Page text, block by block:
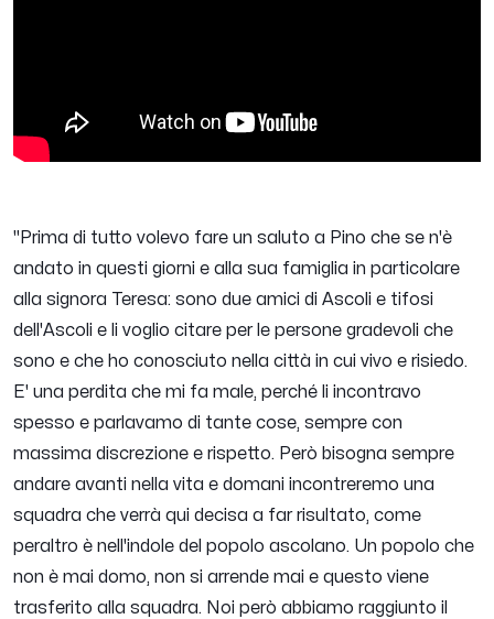
" Prima di tutto volevo fare un saluto a Pino che se n'è
andato in questi giorni e alla sua famiglia in particolare
alla signora Teresa: sono due amici di Ascoli e tifosi
dell'Ascoli e li voglio citare per le persone gradevoli che
sono e che ho conosciuto nella città in cui vivo e risiedo.
E' una perdita che mi fa male, perché li incontravo
spesso e parlavamo di tante cose, sempre con
massima discrezione e rispetto. Però bisogna sempre
andare avanti nella vita e domani incontreremo una
squadra che verrà qui decisa a far risultato, come
peraltro è nell'indole del popolo ascolano. Un popolo che
non è mai domo, non si arrende mai e questo viene
trasferito alla squadra. Noi però abbiamo raggiunto il